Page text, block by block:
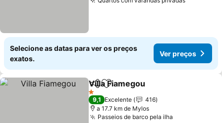
Selecione as datas para ver os preços
exatos.
Ver preços
PartilharAdicionar aos favoritos
Villa Fiamegou
1 Estrelas
9,1 Excelente
416
a 17.7 km de Mylos
Passeios de barco pela ilha